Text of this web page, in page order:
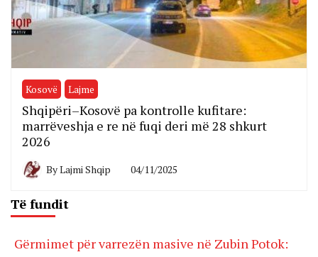
Kosovë Lajme
Shqipëri–Kosovë pa kontrolle kufitare:
marrëveshja e re në fuqi deri më 28 shkurt
2026
ByLajmi Shqip 04/11/2025
Të fundit
Gërmimet për varrezën masive në Zubin Potok: